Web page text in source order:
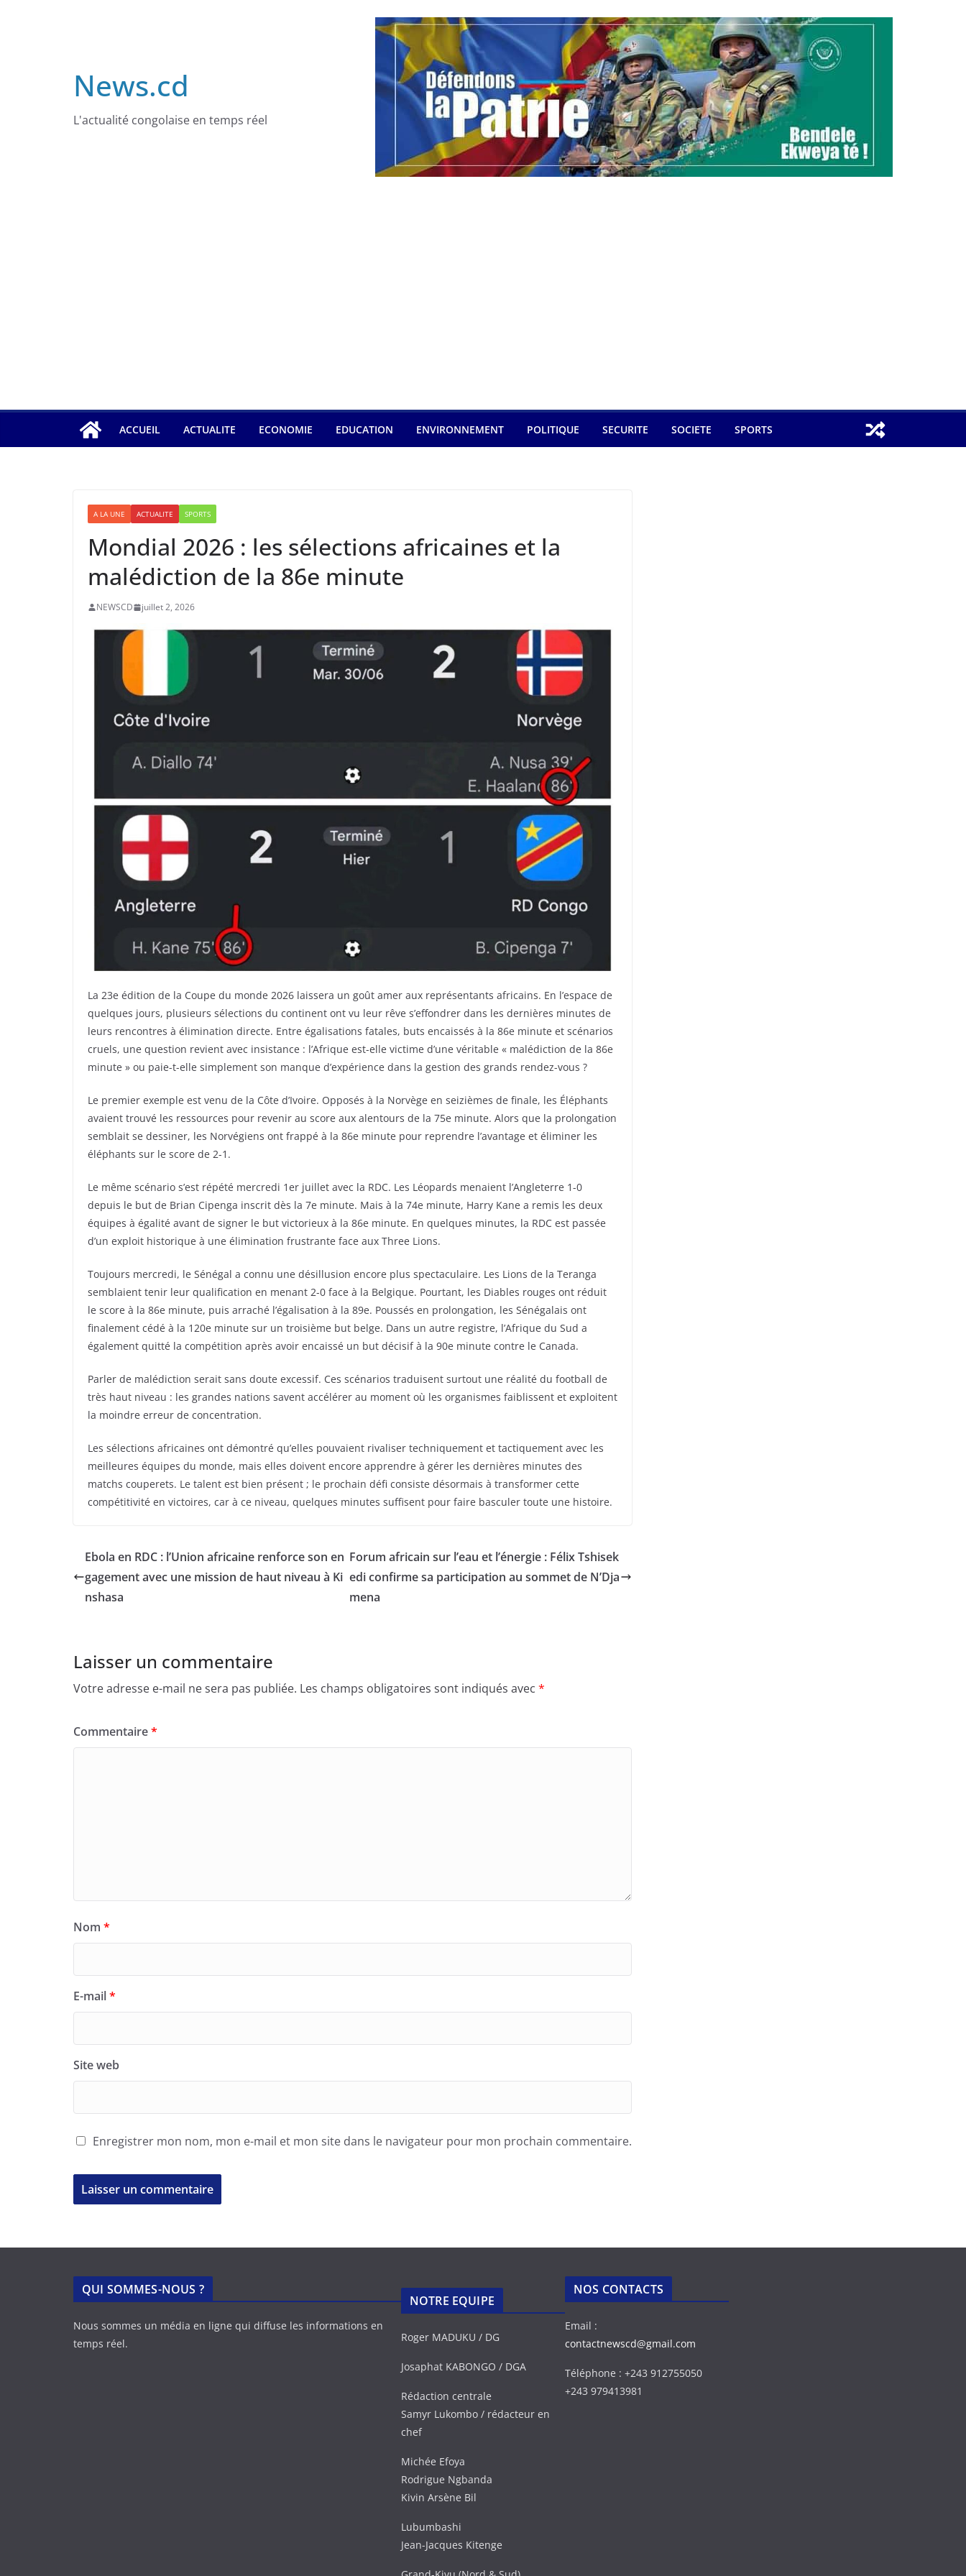
News.cd
L'actualité congolaise en temps réel
ACCUEIL ACTUALITE ECONOMIE EDUCATION ENVIRONNEMENT POLITIQUE SECURITE SOCIETE SPORTS
A LA UNE ACTUALITE SPORTS
Mondial 2026 : les sélections africaines et la
malédiction de la 86e minute
NEWSCD juillet 2, 2026
La 23e édition de la Coupe du monde 2026 laissera un goût amer aux représentants africains. En l’espace de
quelques jours, plusieurs sélections du continent ont vu leur rêve s’effondrer dans les dernières minutes de
leurs rencontres à élimination directe. Entre égalisations fatales, buts encaissés à la 86e minute et scénarios
cruels, une question revient avec insistance : l’Afrique est-elle victime d’une véritable « malédiction de la 86e
minute » ou paie-t-elle simplement son manque d’expérience dans la gestion des grands rendez-vous ?
Le premier exemple est venu de la Côte d’Ivoire. Opposés à la Norvège en seizièmes de finale, les Éléphants
avaient trouvé les ressources pour revenir au score aux alentours de la 75e minute. Alors que la prolongation
semblait se dessiner, les Norvégiens ont frappé à la 86e minute pour reprendre l’avantage et éliminer les
éléphants sur le score de 2-1.
Le même scénario s’est répété mercredi 1er juillet avec la RDC. Les Léopards menaient l’Angleterre 1-0
depuis le but de Brian Cipenga inscrit dès la 7e minute. Mais à la 74e minute, Harry Kane a remis les deux
équipes à égalité avant de signer le but victorieux à la 86e minute. En quelques minutes, la RDC est passée
d’un exploit historique à une élimination frustrante face aux Three Lions.
Toujours mercredi, le Sénégal a connu une désillusion encore plus spectaculaire. Les Lions de la Teranga
semblaient tenir leur qualification en menant 2-0 face à la Belgique. Pourtant, les Diables rouges ont réduit
le score à la 86e minute, puis arraché l’égalisation à la 89e. Poussés en prolongation, les Sénégalais ont
finalement cédé à la 120e minute sur un troisième but belge. Dans un autre registre, l’Afrique du Sud a
également quitté la compétition après avoir encaissé un but décisif à la 90e minute contre le Canada.
Parler de malédiction serait sans doute excessif. Ces scénarios traduisent surtout une réalité du football de
très haut niveau : les grandes nations savent accélérer au moment où les organismes faiblissent et exploitent
la moindre erreur de concentration.
Les sélections africaines ont démontré qu’elles pouvaient rivaliser techniquement et tactiquement avec les
meilleures équipes du monde, mais elles doivent encore apprendre à gérer les dernières minutes des
matchs couperets. Le talent est bien présent ; le prochain défi consiste désormais à transformer cette
compétitivité en victoires, car à ce niveau, quelques minutes suffisent pour faire basculer toute une histoire.
Ebola en RDC : l’Union africaine renforce son en
gagement avec une mission de haut niveau à Ki
nshasa
Forum africain sur l’eau et l’énergie : Félix Tshisek
edi confirme sa participation au sommet de N’Dja
mena
Laisser un commentaire
Votre adresse e-mail ne sera pas publiée. Les champs obligatoires sont indiqués avec *
Commentaire*
Nom *
E-mail*
Site web
Enregistrer mon nom, mon e-mail et mon site dans le navigateur pour mon prochain commentaire.
QUI SOMMES-NOUS ?
Nous sommes un média en ligne qui diffuse les informations en
temps réel.
NOTRE EQUIPE
Roger MADUKU / DG
Josaphat KABONGO / DGA
Rédaction centrale
Samyr Lukombo / rédacteur en
chef
Michée Efoya
Rodrigue Ngbanda
Kivin Arsène Bil
Lubumbashi
Jean-Jacques Kitenge
NOS CONTACTS
Email :
contactnewscd@gmail.com
Téléphone : +243 912755050
+243 979413981